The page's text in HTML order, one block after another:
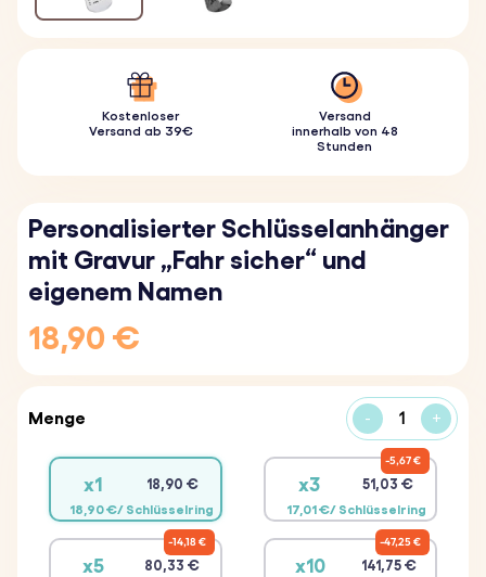
Kostenloser
Versand ab 39€
Versand
innerhalb von 48
Stunden
Personalisierter Schlüsselanhänger
mit Gravur „Fahr sicher“ und
eigenem Namen
18,90 €
Menge - +
x1 18,90 €
18,90 €/ Schlüsselring
x3 51,03 €
17,01 €/ Schlüsselring
5,67 €
x5 80,33 €
14,18 €
x10 141,75 €
47,25 €